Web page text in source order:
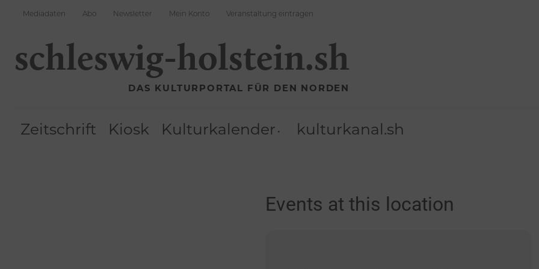
Mediadaten Abo Newsletter Mein Konto Veranstaltung eintragen
schleswig-holstein.sh
DAS KULTURPORTAL FÜR DEN NORDEN
Zeitschrift Kiosk Kulturkalender kulturkanal.sh
Events at this location